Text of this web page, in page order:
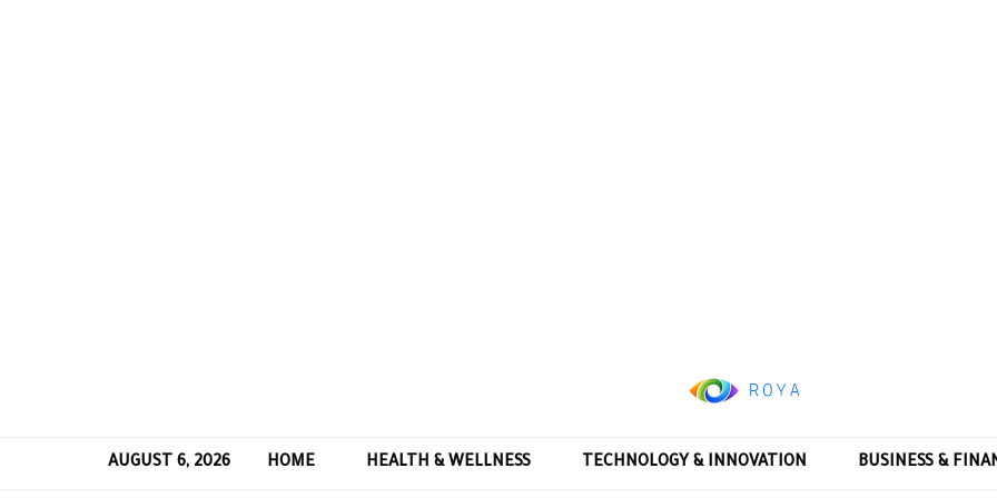
AUGUST 6, 2026 HOME HEALTH & WELLNESS TECHNOLOGY & INNOVATION BUSINESS &